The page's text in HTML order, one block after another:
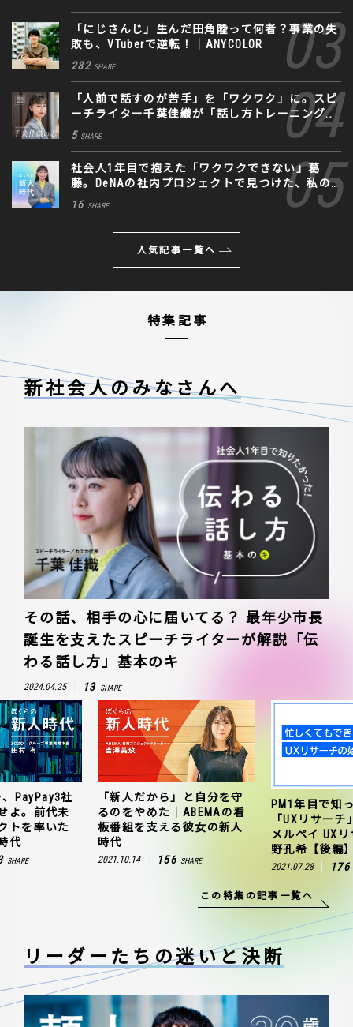
「にじさんじ」生んだ田角陸って何者？事業の失
敗も、VTuberで逆転！｜ANYCOLOR
282 SHARE
「人前で話すのが苦手」を「ワクワク」に。スピ
ーチライター千葉佳織が「話し方トレーニング」
に込めた思い
5 SHARE
社会人1年目で抱えた「ワクワクできない」葛
藤。DeNAの社内プロジェクトで見つけた、私の
生きる道
16 SHARE
人気記事一覧へ
特集記事
新社会人のみなさんへ
その話、相手の心に届いてる？ 最年少市長
誕生を支えたスピーチライターが解説「伝
わる話し方」基本のキ
2024.04.25 13 SHARE
PayPay3社
よ。前代未
トを率いた
代
SHARE
「新人だから」と自分を守
るのをやめた｜ABEMAの看
板番組を支える彼女の新人
時代
2021.10.14 156 SHARE
PM1年目で知
「UXリサー
メルペイ UX
野孔希【後編
2021.07.28 176
この特集の記事一覧へ
リーダーたちの迷いと決断